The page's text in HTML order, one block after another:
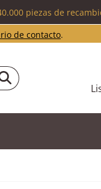
piezas de
de contacto.